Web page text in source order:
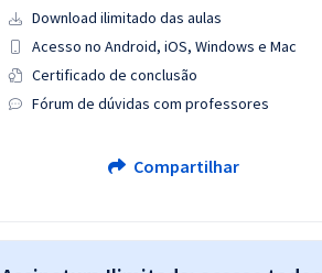
Download ilimitado das aulas
Acesso no Android, iOS, Windows e Mac
Certificado de conclusão
Fórum de dúvidas com professores
Compartilhar